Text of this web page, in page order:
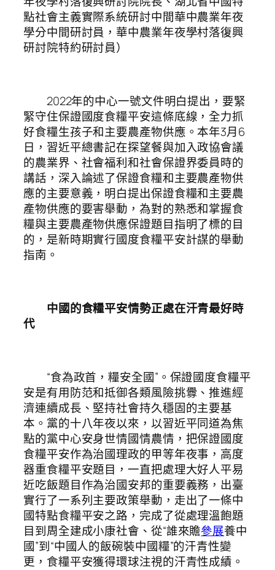
點社會主義實際系統研討中間華中農業年夜
學分中間研討員，華中農業年夜學村落復興
研討院特約研討員）
2022年的中心一號文件明白提出，要緊
緊守住保證國度食糧平安這條底線，全力抓
好食糧生孩子和主要農產物供應。本年3月6
日，習近平總書記在探望餐與加入政協會議
的農業界、社會福利和社會保證界委員時的
講話，深入論述了保證食糧和主要農產物供
應的主要意義，明白提出保證食糧和主要農
產物供應的要害舉動，為對的熟悉和掌握食
糧與主要農產物供應保證題目指明了標的目
的，是新時期實行國度食糧平安計謀的舉動
指南。
中國的食糧平安情勢正處在汗青最好時
代
“食為政首，糧安全國”。保證國度食糧平
安是有用防范和抵御各類風險挑釁、推進經
濟連續成長、堅持社會持久穩固的主要基
本。黨的十八年夜以來，以習近平同道為焦
點的黨中心安身世情國情農情，把保證國度
食糧平安作為治國理政的甲等年夜事，高度
器重食糧平安題目，一直把處理大好人平易
近吃飯題目作為治國安邦的重要義務，出臺
實行了一系列主要政策舉動，走出了一條中
國特點食糧平安之路，完成了從處理溫飽題
目到周全建成小康社會、從“誰來贍參展養中
國”到“中國人的飯碗裝中國糧”的汗青性變
更，食糧平安獲得環球注視的汗青性成績。